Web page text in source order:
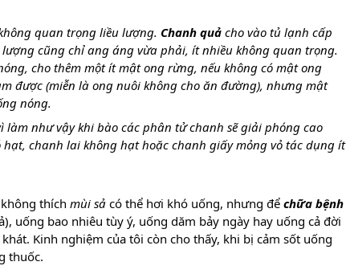
quan trọng liều lượng. Chanh quả cho vào tủ lạnh cấp
cũng chỉ ang áng vừa phải, ít nhiều không quan trọng.
cho thêm một ít mật ong rừng, nếu không có mật ong
được (miễn là ong nuôi không cho ăn đường), nhưng mật
nóng.
như vậy khi bào các phân tử chanh sẽ giải phóng cao
chanh lai không hạt hoặc chanh giấy mỏng vỏ tác dụng ít
thích mùi sả có thể hơi khó uống, nhưng để chữa bệnh
uống bao nhiêu tùy ý, uống dăm bảy ngày hay uống cả đời
Kinh nghiệm của tôi còn cho thấy, khi bị cảm sốt uống
thuốc.